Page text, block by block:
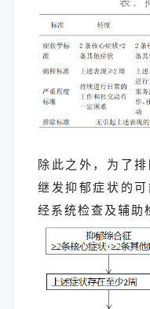
除此之外，为了
继发抑郁症状的
经系统检查及辅助